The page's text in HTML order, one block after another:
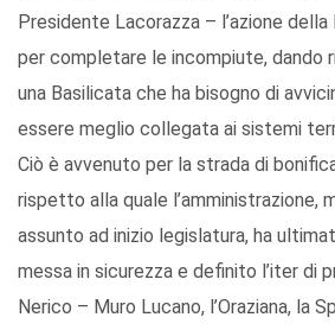
Presidente Lacorazza – l’azione
per completare le incompiute, dando
una Basilicata che ha bisogno di
essere meglio collegata ai sistemi
Ciò è avvenuto per la strada di
rispetto alla quale l’amministrazione,
assunto ad inizio legislatura, ha
messa in sicurezza e definito l’iter di
Nerico – Muro Lucano, l’Oraziana, la